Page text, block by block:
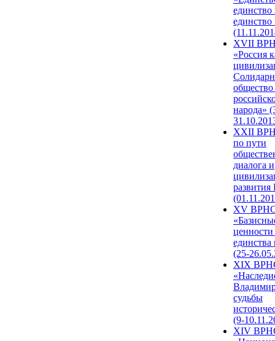
единство
единство
XVII
«Россия
народа»
XXII
по пути
диалога и
развития
XV
единства
(25-
XIX
судьбы
(9-
XIV